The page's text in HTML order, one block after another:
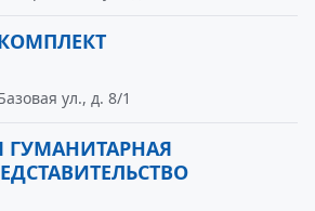
ул., д. 8/1
ГУМАНИТАРНАЯ